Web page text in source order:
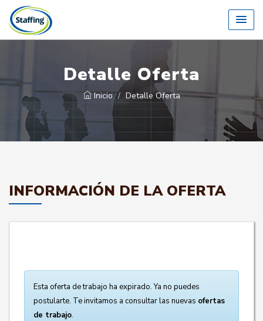
Detalle Oferta
Inicio Detalle Oferta
INFORMACIÓN DE LA OFERTA
Esta oferta de trabajo ha expirado. Ya no puedes
postularte. Te invitamos a consultar las nuevas ofertas
de trabajo.